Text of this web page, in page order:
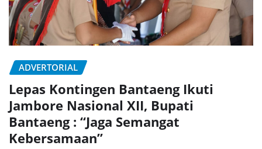
ADVERTORIAL
Lepas Kontingen Bantaeng Ikuti
Jambore Nasional XII, Bupati
Bantaeng : “Jaga Semangat
Kebersamaan”